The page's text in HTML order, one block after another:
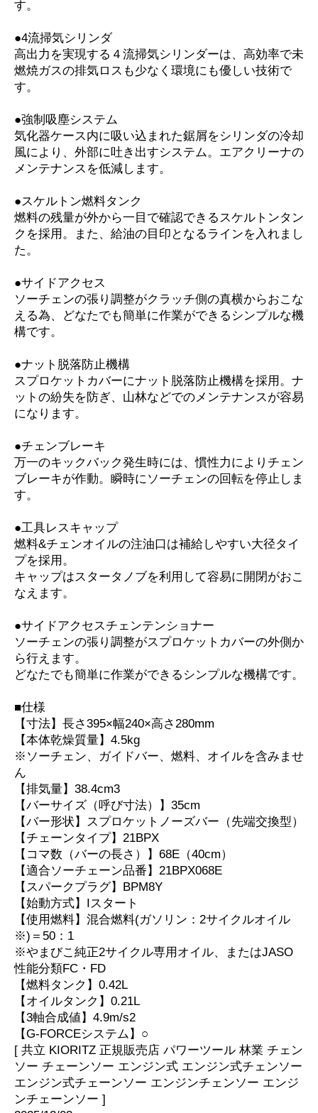
す。
●4流掃気シリンダ
高出力を実現する４流掃気シリンダーは、高効率で未
燃焼ガスの排気ロスも少なく環境にも優しい技術で
す。
●強制吸塵システム
気化器ケース内に吸い込まれた鋸屑をシリンダの冷却
風により、外部に吐き出すシステム。エアクリーナの
メンテナンスを低減します。
●スケルトン燃料タンク
燃料の残量が外から一目で確認できるスケルトンタン
クを採用。また、給油の目印となるラインを入れまし
た。
●サイドアクセス
ソーチェンの張り調整がクラッチ側の真横からおこな
える為、どなたでも簡単に作業ができるシンプルな機
構です。
●ナット脱落防止機構
スプロケットカバーにナット脱落防止機構を採用。ナ
ットの紛失を防ぎ、山林などでのメンテナンスが容易
になります。
●チェンブレーキ
万一のキックバック発生時には、慣性力によりチェン
ブレーキが作動。瞬時にソーチェンの回転を停止しま
す。
●工具レスキャップ
燃料&チェンオイルの注油口は補給しやすい大径タイ
プを採用。
キャップはスタータノブを利用して容易に開閉がおこ
なえます。
●サイドアクセスチェンテンショナー
ソーチェンの張り調整がスプロケットカバーの外側か
ら行えます。
どなたでも簡単に作業ができるシンプルな機構です。
■仕様
【寸法】長さ395×幅240×高さ280mm
【本体乾燥質量】4.5kg
※ソーチェン、ガイドバー、燃料、オイルを含みませ
ん
【排気量】38.4cm3
【バーサイズ（呼び寸法）】35cm
【バー形状】スプロケットノーズバー（先端交換型）
【チェーンタイプ】21BPX
【コマ数（バーの長さ）】68E（40cm）
【適合ソーチェーン品番】21BPX068E
【スパークプラグ】BPM8Y
【始動方式】Iスタート
【使用燃料】混合燃料(ガソリン：2サイクルオイル
※)＝50：1
※やまびこ純正2サイクル専用オイル、またはJASO
性能分類FC・FD
【燃料タンク】0.42L
【オイルタンク】0.21L
【3軸合成値】4.9m/s2
【G-FORCEシステム】○
[ 共立 KIORITZ 正規販売店 パワーツール 林業 チェン
ソー チェーンソー エンジン式 エンジン式チェンソー
エンジン式チェーンソー エンジンチェンソー エンジ
ンチェーンソー ]